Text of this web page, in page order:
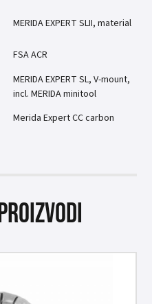
MERIDA EXPERT SLII, material
FSA ACR
MERIDA EXPERT SL, V-mount,
incl. MERIDA minitool
Merida Expert CC carbon